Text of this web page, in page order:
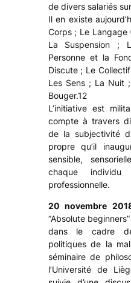
de divers salariés
Il en existe
Corps ; Le Langage
La Suspension ;
Personne et la
Discute ; Le
Les Sens ; La Nuit
Bouger.12
L’initiative est
compte à travers
de la subjectivité
propre qu’il
sensible,
chaque
professionnelle.
20 novembre
“Absolute
dans le cadre
politiques de la
séminaire de
l’Université de